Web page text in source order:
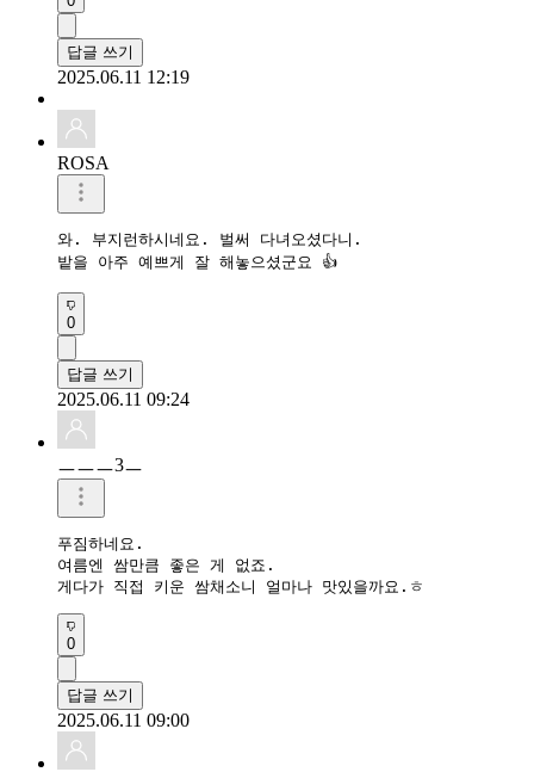
답글 쓰기
2025.06.11 12:19
ROSA
와. 부지런하시네요. 벌써 다녀오셨다니.
밭을 아주 예쁘게 잘 해놓으셨군요 👍
0
답글 쓰기
2025.06.11 09:24
ㅡㅡㅡ3ㅡ
푸짐하네요.
여름엔 쌈만큼 좋은 게 없죠.
게다가 직접 키운 쌈채소니 얼마나 맛있을까요.ㅎ
0
답글 쓰기
2025.06.11 09:00